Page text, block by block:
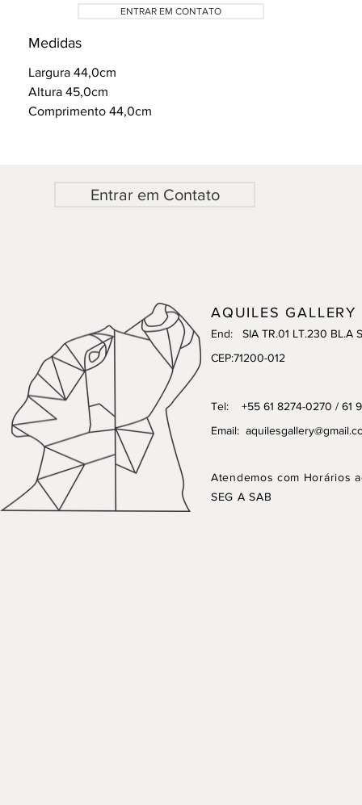
Medidas
Largura 44,0cm
Altura 45,0cm
Comprimento 44,0cm
ENTRAR EM CONTATO
Entrar em Contato
AQUILES GALLERY
End: SIA TR.01 LT.230 BL.A
CEP:71200-012
Tel: +55 61 8274-0270 / 61
Email:
Atendemos com Horários
SEG A SAB